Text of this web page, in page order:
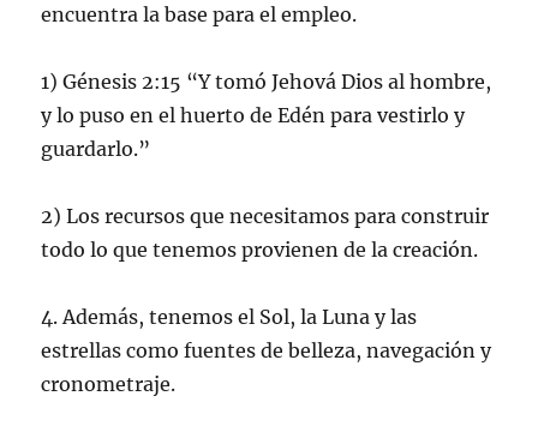
encuentra la base para el empleo.
1) Génesis 2:15 “Y tomó Jehová Dios al hombre,
y lo puso en el huerto de Edén para vestirlo y
guardarlo.”
2) Los recursos que necesitamos para construir
todo lo que tenemos provienen de la creación.
4. Además, tenemos el Sol, la Luna y las
estrellas como fuentes de belleza, navegación y
cronometraje.